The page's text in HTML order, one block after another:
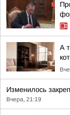
А
Изменилось
Вчера, 21:19